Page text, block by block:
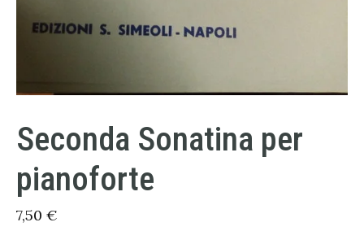
Seconda Sonatina per
pianoforte
7,50 €